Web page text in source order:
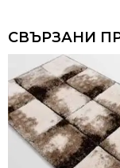
СВЪРЗАНИ